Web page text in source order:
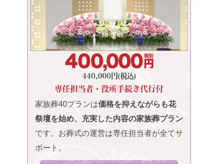
440,000円(税込)
専任担当者・役所手続き代行付
家族葬40プランは価格を抑えながらも花
祭壇を始め、充実した内容の家族葬プラン
です。お葬式の運営は専任担当者が全てサ
ポート。